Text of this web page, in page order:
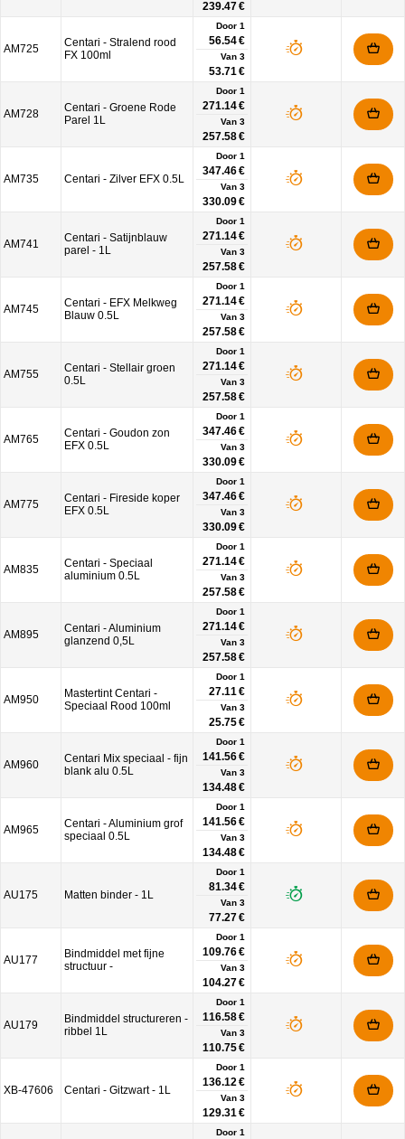
239.47 €
AM725
Centari - Stralend rood
FX 100ml
Door 1
56.54 €
Van 3
53.71 €
AM728
Centari - Groene Rode
Parel 1L
Door 1
271.14 €
Van 3
257.58 €
AM735 Centari - Zilver EFX 0.5L
Door 1
347.46 €
Van 3
330.09 €
AM741
Centari - Satijnblauw
parel - 1L
Door 1
271.14 €
Van 3
257.58 €
AM745
Centari - EFX Melkweg
Blauw 0.5L
Door 1
271.14 €
Van 3
257.58 €
AM755
Centari - Stellair groen
0.5L
Door 1
271.14 €
Van 3
257.58 €
AM765
Centari - Goudon zon
EFX 0.5L
Door 1
347.46 €
Van 3
330.09 €
AM775
Centari - Fireside koper
EFX 0.5L
Door 1
347.46 €
Van 3
330.09 €
AM835
Centari - Speciaal
aluminium 0.5L
Door 1
271.14 €
Van 3
257.58 €
AM895
Centari - Aluminium
glanzend 0,5L
Door 1
271.14 €
Van 3
257.58 €
AM950
Mastertint Centari -
Speciaal Rood 100ml
Door 1
27.11 €
Van 3
25.75 €
AM960
Centari Mix speciaal - fijn
blank alu 0.5L
Door 1
141.56 €
Van 3
134.48 €
AM965
Centari - Aluminium grof
speciaal 0.5L
Door 1
141.56 €
Van 3
134.48 €
AU175 Matten binder - 1L
Door 1
81.34 €
Van 3
77.27 €
AU177
Bindmiddel met fijne
structuur -
Door 1
109.76 €
Van 3
104.27 €
AU179
Bindmiddel structureren -
ribbel 1L
Door 1
116.58 €
Van 3
110.75 €
XB-47606 Centari - Gitzwart - 1L
Door 1
136.12 €
Van 3
129.31 €
Door 1